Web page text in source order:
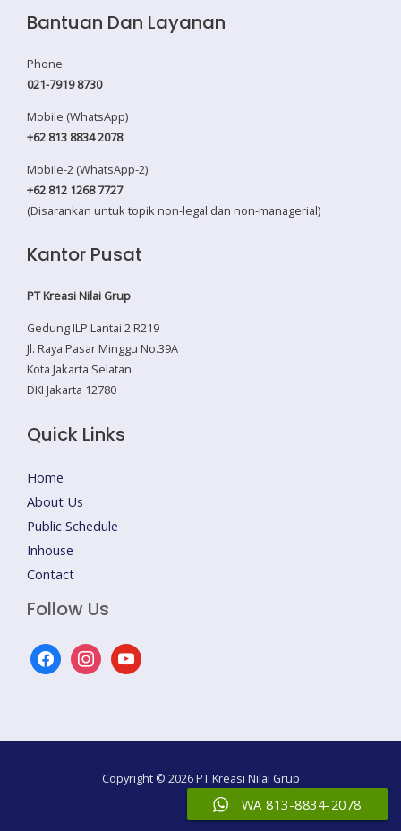
Bantuan Dan Layanan
Phone
021-7919 8730
Mobile (WhatsApp)
+62 813 8834 2078
Mobile-2 (WhatsApp-2)
+62 812 1268 7727
(Disarankan untuk topik non-legal dan non-managerial)
Kantor Pusat
PT Kreasi Nilai Grup
Gedung ILP Lantai 2 R219
Jl. Raya Pasar Minggu No.39A
Kota Jakarta Selatan
DKI Jakarta 12780
Quick Links
Home
About Us
Public Schedule
Inhouse
Contact
Follow Us
facebookinstagramyoutube
Copyright © 2026 PT Kreasi Nilai Grup
WA 813-8834-2078